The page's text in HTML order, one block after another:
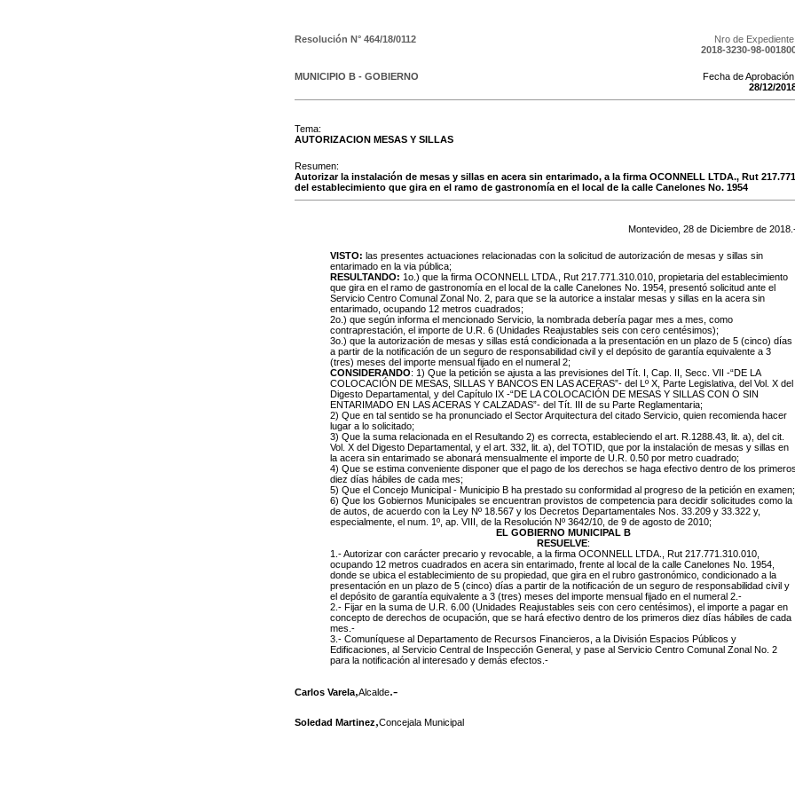
Resolución N° 464/18/0112
Nro de
2018-3230-98-
MUNICIPIO B - GOBIERNO
Fecha de
28/12/
Tema:
AUTORIZACION MESAS Y SILLAS
Resumen:
Autorizar la instalación de mesas y sillas en acera sin entarimado, a la firma OCONNELL LTDA., Rut
del establecimiento que gira en el ramo de gastronomía en el local de la calle Canelones No. 1954
Montevideo, 28 de Diciembre de 2018
VISTO: las presentes actuaciones relacionadas con la solicitud de autorización de mesas y sillas sin
entarimado en la via pública;
RESULTANDO: 1o.) que la firma OCONNELL LTDA., Rut 217.771.310.010, propietaria del establecimiento
que gira en el ramo de gastronomía en el local de la calle Canelones No. 1954, presentó solicitud ante el
Servicio Centro Comunal Zonal No. 2, para que se la autorice a instalar mesas y sillas en la acera sin
entarimado, ocupando 12 metros cuadrados;
2o.) que según informa el mencionado Servicio, la nombrada debería pagar mes a mes, como
contraprestación, el importe de U.R. 6 (Unidades Reajustables seis con cero centésimos);
3o.) que la autorización de mesas y sillas está condicionada a la presentación en un plazo de 5 (cinco) días
a partir de la notificación de un seguro de responsabilidad civil y el depósito de garantía equivalente a 3
(tres) meses del importe mensual fijado en el numeral 2;
CONSIDERANDO: 1) Que la petición se ajusta a las previsiones del Tít. I, Cap. II, Secc. VII -“DE LA
COLOCACIÓN DE MESAS, SILLAS Y BANCOS EN LAS ACERAS”- del Lº X, Parte Legislativa, del Vol. X del
Digesto Departamental, y del Capítulo IX -“DE LA COLOCACIÓN DE MESAS Y SILLAS CON O SIN
ENTARIMADO EN LAS ACERAS Y CALZADAS”- del Tít. III de su Parte Reglamentaria;
2) Que en tal sentido se ha pronunciado el Sector Arquitectura del citado Servicio, quien recomienda hacer
lugar a lo solicitado;
3) Que la suma relacionada en el Resultando 2) es correcta, estableciendo el art. R.1288.43, lit. a), del cit.
Vol. X del Digesto Departamental, y el art. 332, lit. a), del TOTID, que por la instalación de mesas y sillas en
la acera sin entarimado se abonará mensualmente el importe de U.R. 0.50 por metro cuadrado;
4) Que se estima conveniente disponer que el pago de los derechos se haga efectivo dentro de los
diez días hábiles de cada mes;
5) Que el Concejo Municipal - Municipio B ha prestado su conformidad al progreso de la petición en examen;
6) Que los Gobiernos Municipales se encuentran provistos de competencia para decidir solicitudes como la
de autos, de acuerdo con la Ley Nº 18.567 y los Decretos Departamentales Nos. 33.209 y 33.322 y,
especialmente, el num. 1º, ap. VIII, de la Resolución Nº 3642/10, de 9 de agosto de 2010;
EL GOBIERNO MUNICIPAL B
RESUELVE:
1.- Autorizar con carácter precario y revocable, a la firma OCONNELL LTDA., Rut 217.771.310.010,
ocupando 12 metros cuadrados en acera sin entarimado, frente al local de la calle Canelones No. 1954,
donde se ubica el establecimiento de su propiedad, que gira en el rubro gastronómico, condicionado a la
presentación en un plazo de 5 (cinco) días a partir de la notificación de un seguro de responsabilidad civil y
el depósito de garantía equivalente a 3 (tres) meses del importe mensual fijado en el numeral 2.-
2.- Fijar en la suma de U.R. 6.00 (Unidades Reajustables seis con cero centésimos), el importe a pagar en
concepto de derechos de ocupación, que se hará efectivo dentro de los primeros diez días hábiles de cada
mes.-
3.- Comuníquese al Departamento de Recursos Financieros, a la División Espacios Públicos y
Edificaciones, al Servicio Central de Inspección General, y pase al Servicio Centro Comunal Zonal No. 2
para la notificación al interesado y demás efectos.-
Carlos Varela,Alcalde.-
Soledad Martinez,Concejala Municipal